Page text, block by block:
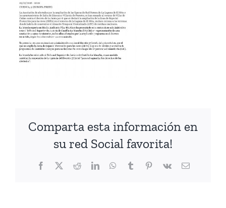
Comparta esta información en
su red Social favorita!
Facebook
X RedditLinkedInWhatsApp
TumblrPinterest
Vk
Correo